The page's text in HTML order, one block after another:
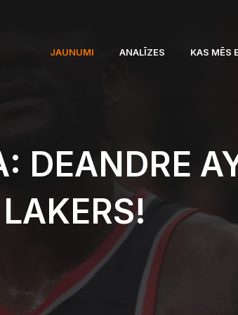
JAUNUMI ANALĪZES KAS MĒS
DEANDRE